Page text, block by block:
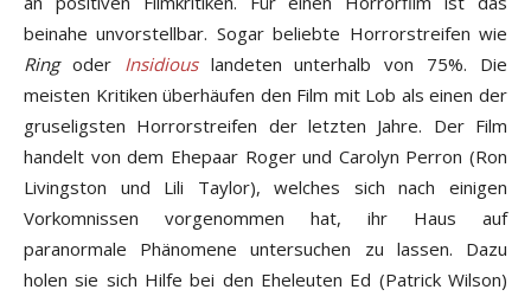
beinahe unvorstellbar. Sogar beliebte Horrorstreifen wie
Ringoder Insidiouslandeten unterhalb von 75%. Die
meisten Kritiken überhäufen den Film mit Lob als einen der
gruseligsten Horrorstreifen der letzten Jahre. Der Film
handelt von dem Ehepaar Roger und Carolyn Perron (Ron
Livingston und Lili Taylor), welches sich nach einigen
Vorkomnissen vorgenommen hat, ihr Haus auf
paranormale Phänomene untersuchen zu lassen. Dazu
holen sie sich Hilfe bei den Eheleuten Ed (Patrick Wilson)